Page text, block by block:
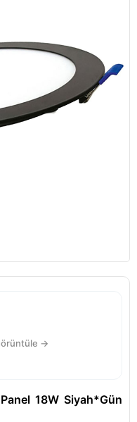
→
18W Siyah*Gün